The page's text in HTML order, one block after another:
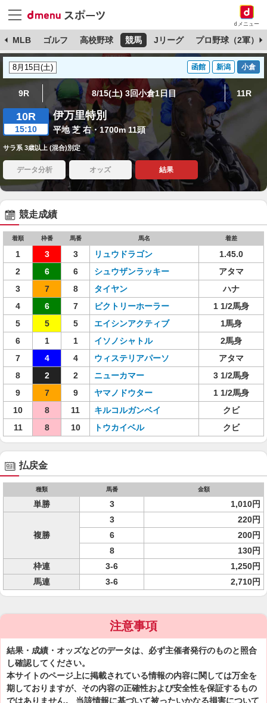
dメニュー
MLB ゴルフ 高校野球 競馬 Jリーグ プロ野球（2軍）
函館 新潟 小倉
9R 8/15(土) 3回小倉1日目 11R
10R
15:10
伊万里特別
平地 芝 右・1700m 11頭
サラ系 3歳以上 (混合)別定
データ分析 オッズ 結果
競走成績
着順 枠番 馬番 馬名 着差
1 3 3 リュウドラゴン
1.45.0
2
6 6 シュウザンラッキー
アタマ
3
7 8 タイヤン
ハナ
4
6 7 ビクトリーホーラー
1 1/2馬身
5
5 5 エイシンアクティブ
1馬身
6
1 1 イソノシャトル
2馬身
7
4 4 ウィステリアパーソ
アタマ
8
2 2 ニューカマー
3 1/2馬身
9
7 9 ヤマノドウター
1 1/2馬身
10
8 11 キルコルガンベイ
クビ
11
8 10 トウカイベル クビ
払戻金
種類 馬番 金額
単勝 3 1,010円
複勝
3
220円
6
200円
8
130円
枠連
3-6
1,250円
馬連
3-6 2,710円
注意事項
結果・成績・オッズなどのデータは、必ず主催者発行のものと照合
し確認してください。
本サイトのページ上に掲載されている情報の内容に関しては万全を
期しておりますが、その内容の正確性および安全性を保証するもの
ではありません。 当該情報に基づいて被ったいかなる損害について